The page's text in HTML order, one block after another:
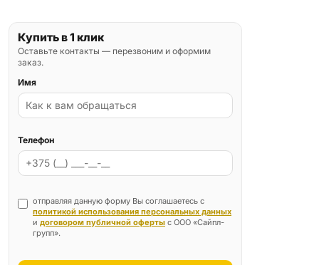
Купить в 1 клик
Оставьте контакты — перезвоним и оформим
заказ.
Имя
Телефон
отправляя данную форму Вы соглашаетесь с
политикой использования персональных данных
и договором публичной оферты с ООО «Сайпл-
групп».